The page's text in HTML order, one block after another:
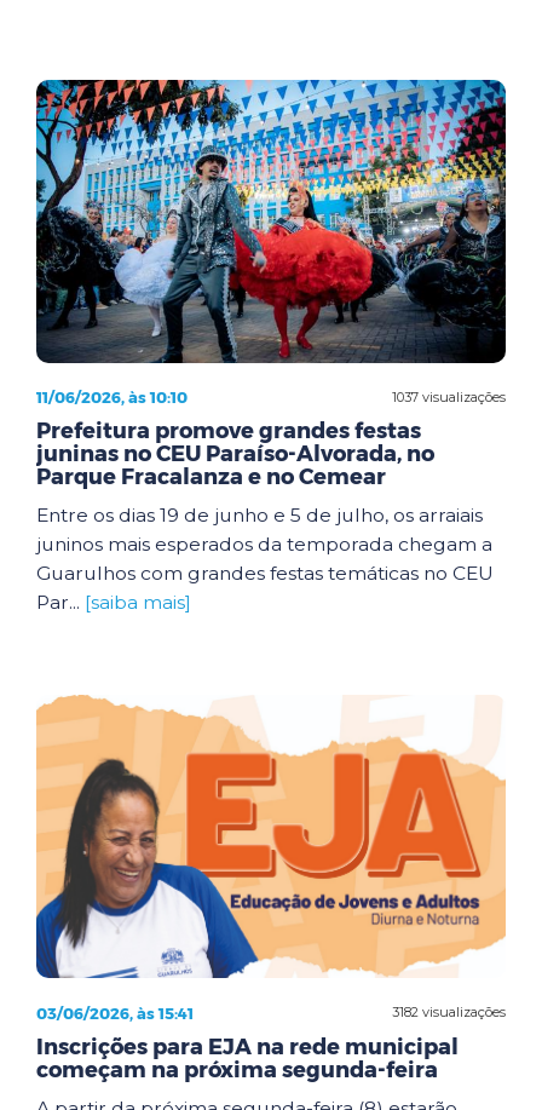
1037 visualizações
11/06/2026, às 10:10
Prefeitura promove grandes festas
juninas no CEU Paraíso-Alvorada, no
Parque Fracalanza e no Cemear
Entre os dias 19 de junho e 5 de julho, os arraiais
juninos mais esperados da temporada chegam a
Guarulhos com grandes festas temáticas no CEU
Par... [saiba mais]
3182 visualizações
03/06/2026, às 15:41
Inscrições para EJA na rede municipal
começam na próxima segunda-feira